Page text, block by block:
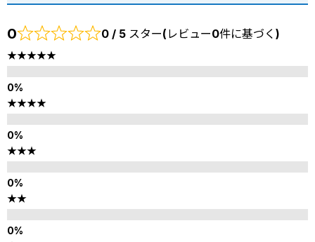
0 0 / 5 スター(レビュー0件に基づく)
★★★★★
★★★★
★★★
★★